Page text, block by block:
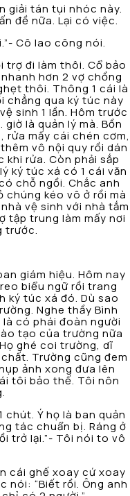
giải tán tụi nhóc này.
đề nữa. Lại có việc.
Cô lao công nói.
trợ đi làm thôi. Cổ bảo
hơn 2 vợ chồng
thôi. Thông 1 cái là
chẳng qua ký túc này
sinh 1 lần. Hôm trước
là quản lý mà. Bồn
rửa mấy cái chén cơm,
vô nội quy rồi dán
rửa. Còn phải sắp
ký túc xá có 1 cái văn
chỗ ngồi. Chắc anh
chúng kéo vô ở rồi mà
vệ sinh với nhà tắm
tập trung làm mấy nơi
trước.
giám hiệu. Hôm nay
biểu ngữ rồi trang
ký túc xá đó. Dù sao
Nghe thầy Bình
có phái đoàn người
tạo của trường nữa
ghé coi trường, dĩ
Trường cũng đem
ảnh xong đưa lên
tôi bảo thế. Tôi nôn
chút. Ý họ là ban quản
tác chuẩn bị. Ráng ở
trở lại.”- Tôi nói to vô
cái ghế xoay cứ xoay
nói: “Biết rồi. Ông anh